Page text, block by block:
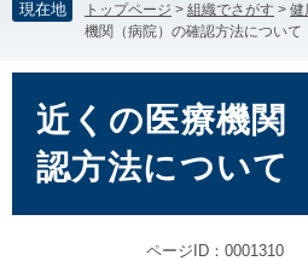
本
へ
現在地 トップページ > 組織でさがす > 健
機関（病院）の確認方法について
近くの医療機関
認方法について
ページID：0001310